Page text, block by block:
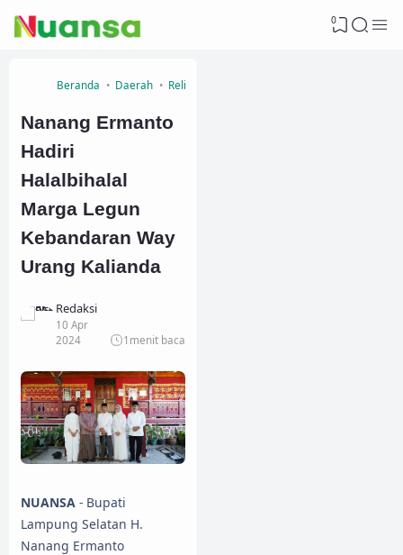
0
Beranda Daerah Religi
Nanang Ermanto
Hadiri
Halalbihalal
Marga Legun
Kebandaran Way
Urang Kalianda
Redaksi
10 Apr
2024
1 menit baca
NUANSA - Bupati
Lampung Selatan H.
Nanang Ermanto